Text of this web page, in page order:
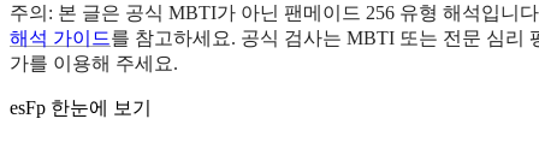
주의: 본 글은 공식 MBTI가 아닌 팬메이드 256 유형 해석입니
해석 가이드를 참고하세요. 공식 검사는 MBTI 또는 전문 심리
가를 이용해 주세요.
esFp 한눈에 보기